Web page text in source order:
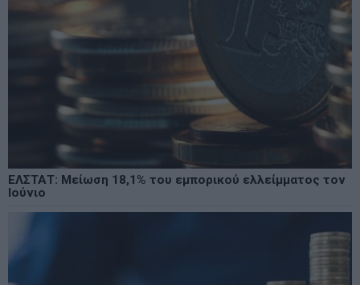
ΕΛΣΤΑΤ: Μείωση 18,1% του εμπορικού ελλείμματος τον
Ιούνιο